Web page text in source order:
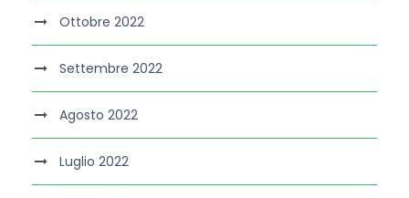
Ottobre 2022
Settembre 2022
Agosto 2022
Luglio 2022